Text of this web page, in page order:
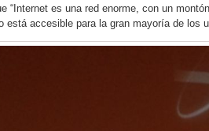
“Internet es una red enorme, con un
está accesible para la gran mayoría de los